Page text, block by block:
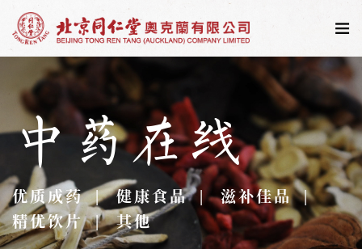
中药在线
优质成药 健康食品
滋补佳品
精优饮片
其他